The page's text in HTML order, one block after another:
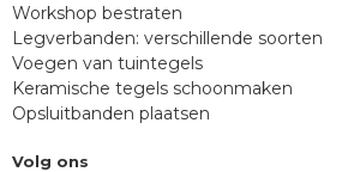
Workshop bestraten
Legverbanden: verschillende soorten
Voegen van tuintegels
Keramische tegels schoonmaken
Opsluitbanden plaatsen
Volg ons